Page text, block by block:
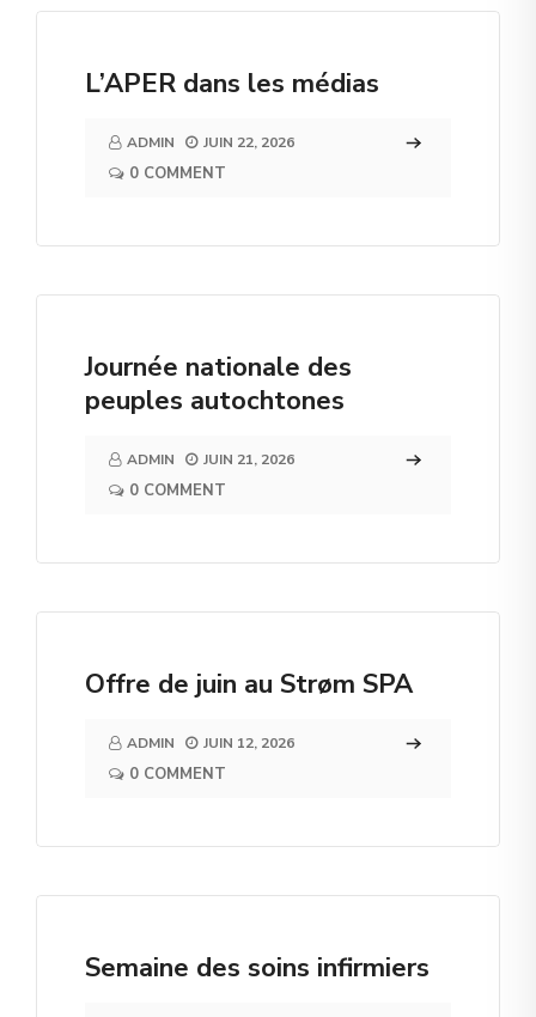
L’APER dans les médias
ADMIN JUIN 22, 2026
0 COMMENT
Journée nationale des
peuples autochtones
ADMIN JUIN 21, 2026
0 COMMENT
Offre de juin au Strøm SPA
ADMIN JUIN 12, 2026
0 COMMENT
Semaine des soins infirmiers